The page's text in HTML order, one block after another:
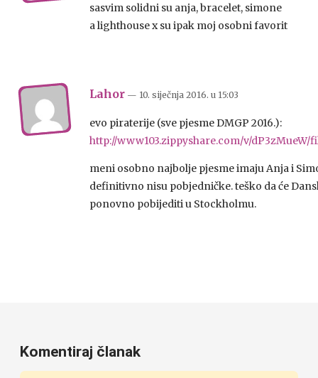
sasvim solidni su anja, bracelet, simone
a lighthouse x su ipak moj osobni favorit
Lahor — 10. siječnja 2016. u 15:03
evo piraterije (sve pjesme DMGP 2016.):
http://www103.zippyshare.com/v/dP3zMueW/
meni osobno najbolje pjesme imaju Anja i
definitivno nisu pobjedničke. teško da će
ponovno pobijediti u Stockholmu.
Komentiraj članak